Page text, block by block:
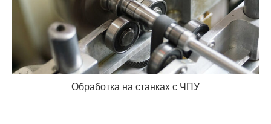
Обработка на станках с ЧПУ